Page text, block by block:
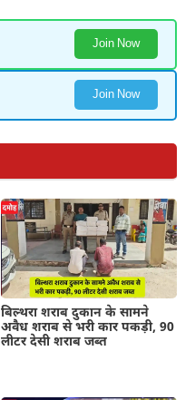
Join Now
Join Now
बिल्थरा शराब दुकान के सामने
अवैध शराब से भरी कार पकड़ी, 90
लीटर देसी शराब जब्त